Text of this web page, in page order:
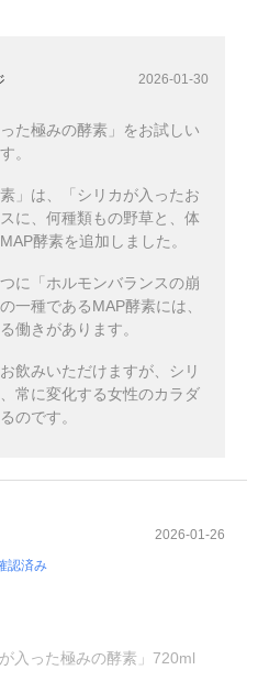
2026-01-30
た極みの酵素」をお試しい
。
」は、「シリカが入ったお
に、何種類もの野草と、体
酵素を追加しました。
に「ホルモンバランスの崩
一種であるMAP酵素には、
働きがあります。
飲みいただけますが、シリ
常に変化する女性のカラダ
のです。
認済み
2026-01-26
入った極みの酵素」720ml